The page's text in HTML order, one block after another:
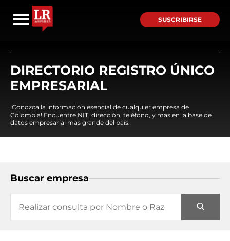
SUSCRIBIRSE
DIRECTORIO REGISTRO ÚNICO
EMPRESARIAL
¡Conozca la información esencial de cualquier empresa de
Colombia! Encuentre NIT, dirección, teléfono, y mas en la base de
datos empresarial mas grande del país.
Buscar empresa